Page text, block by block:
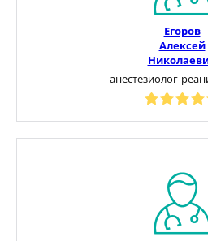
Егоров
Алексей
анестезиолог-